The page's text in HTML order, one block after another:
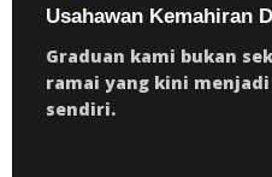
Usahawan Kemahiran
Graduan kami bukan
ramai yang kini menjadi
sendiri.